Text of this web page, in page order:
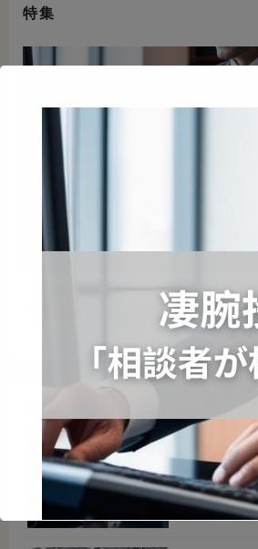
特集
凄腕投資アドバイザー加藤「相
で利益続出」のワケ
凄腕投資ア
「相談者が
続出」のワ
2024.11.22